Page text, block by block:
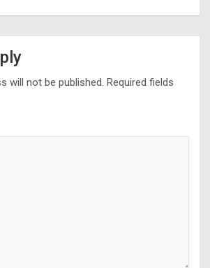
will not be published. Required fields